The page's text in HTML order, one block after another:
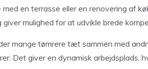
en terrasse eller en renovering af
mulighed for at udvikle brede
mange tømrere tæt sammen med
Det giver en dynamisk arbejdsplads,